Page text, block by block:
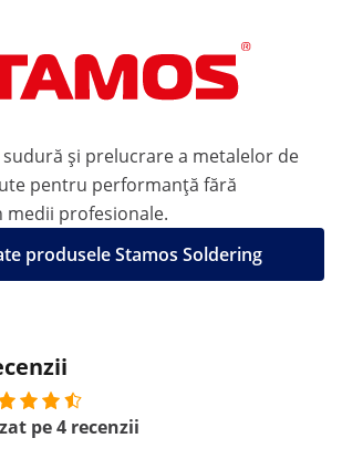
și prelucrare a metalelor de
pentru performanță fără
profesionale.
produsele Stamos Soldering
pe 4 recenzii